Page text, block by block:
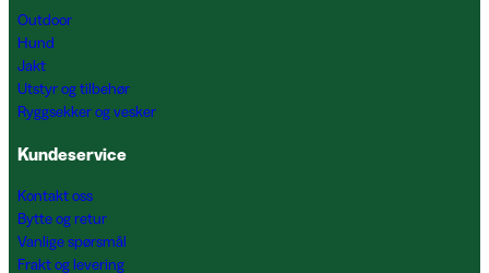
Outdoor
Hund
Jakt
Utstyr og tilbehør
Ryggsekker og vesker
Kundeservice
Kontakt oss
Bytte og retur
Vanlige spørsmål
Frakt og levering